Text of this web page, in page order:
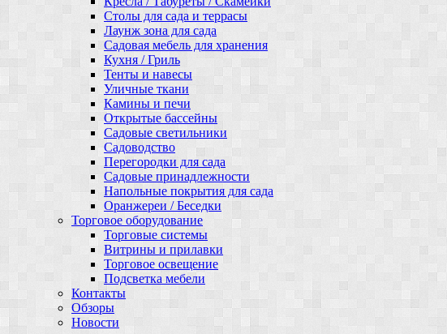
Столы для сада и террасы
Лаунж зона для сада
Садовая мебель для хранения
Кухня / Гриль
Тенты и навесы
Уличные ткани
Камины и печи
Открытые бассейны
Садовые светильники
Садоводство
Перегородки для сада
Садовые принадлежности
Напольные покрытия для сада
Оранжереи / Беседки
Торговое оборудование
Торговые системы
Витрины и прилавки
Торговое освещение
Подсветка мебели
Контакты
Обзоры
Новости